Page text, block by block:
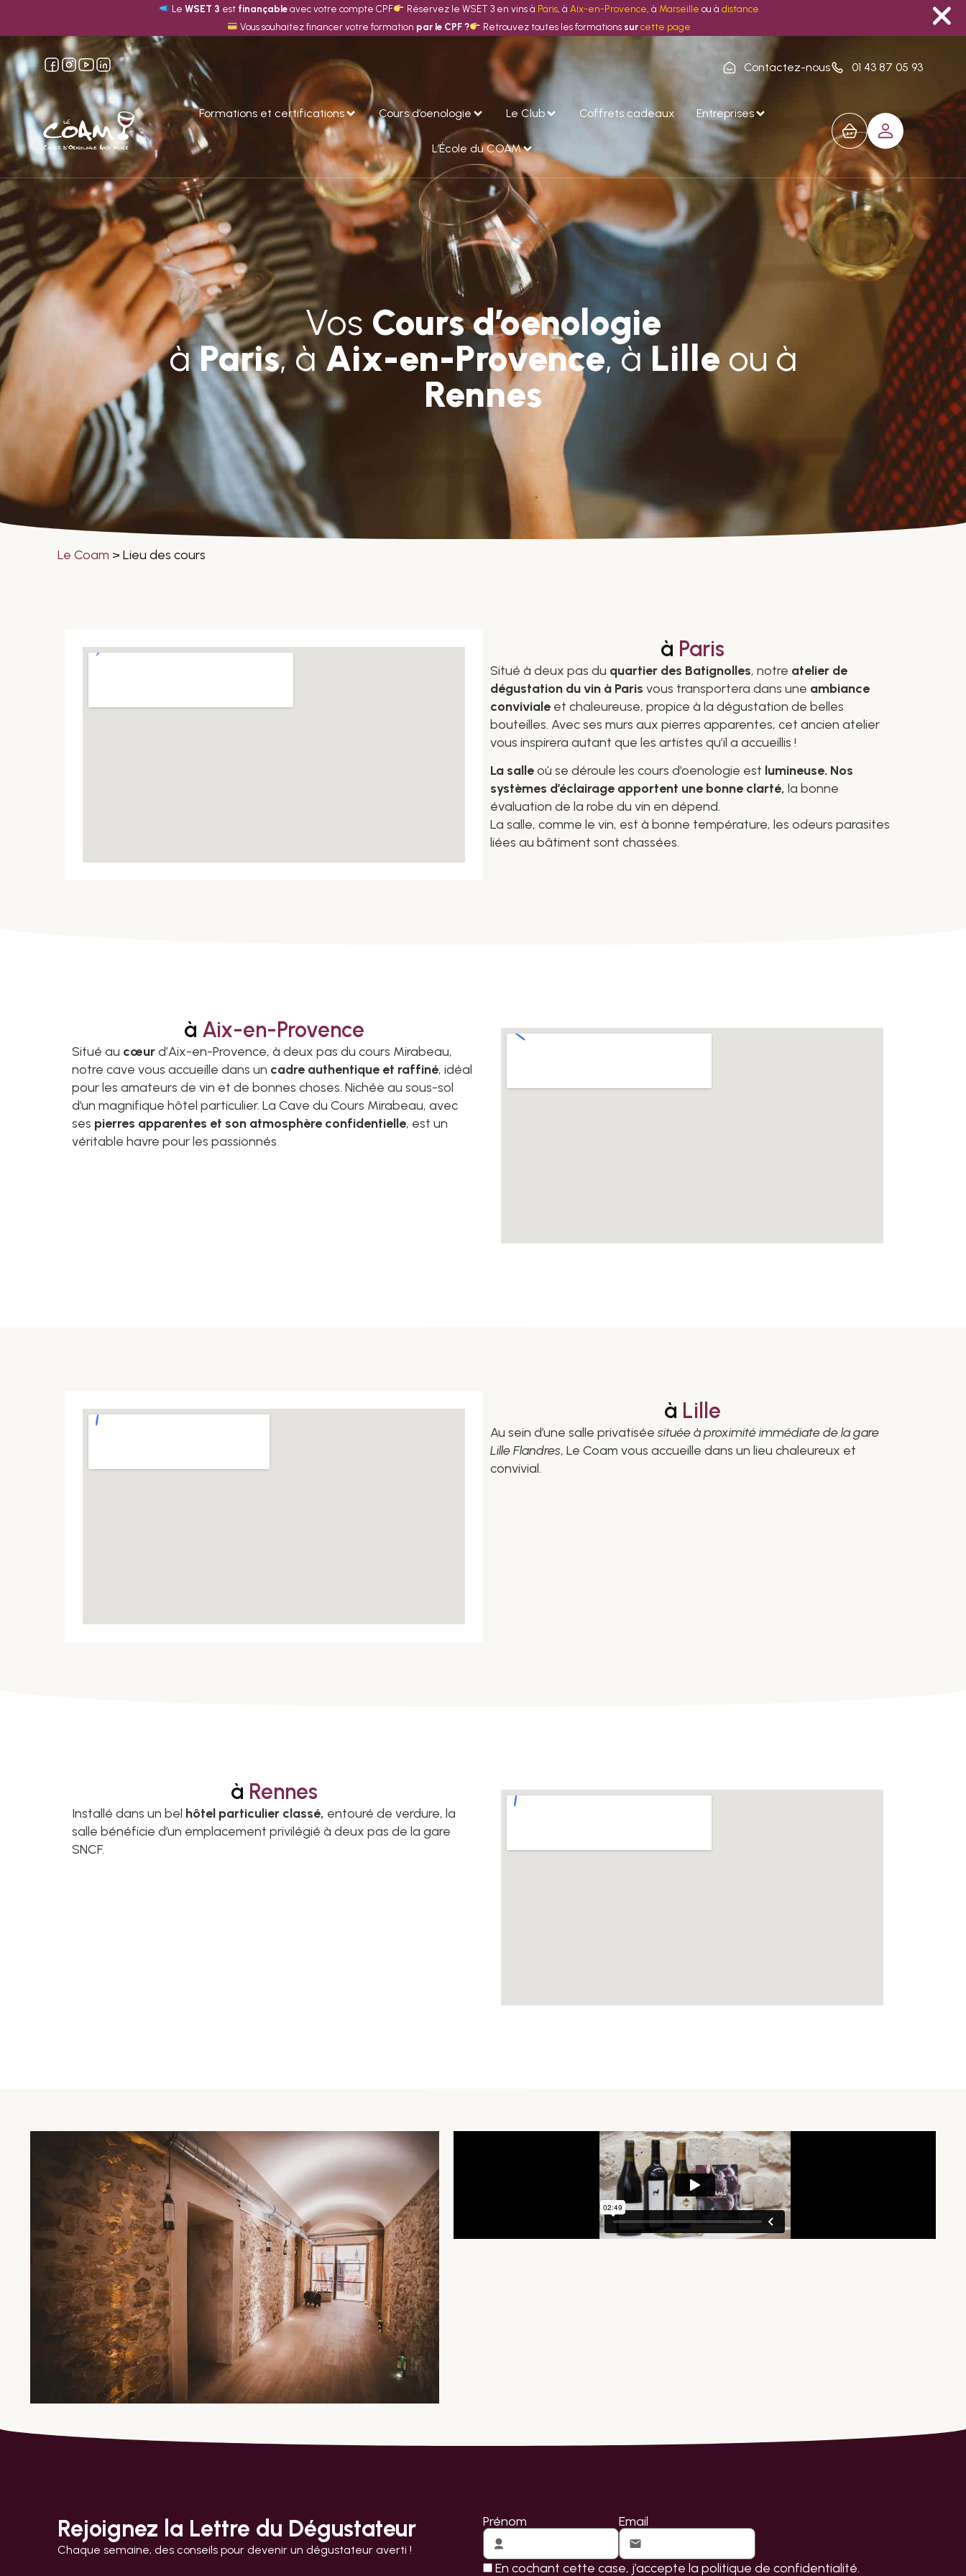
LeWSET 3 est finançableavec votre compte CPF Réservez le WSET 3 en vins à Paris, à Aix-en-Provence, à Marseille ou à distance
Vous souhaitez financer votre formation par le CPF ? Retrouvez toutes les formations surcette page
Contactez-nous 01 43 87 05 93
Formations et certifications Cours d’oenologie Le Club Coffrets cadeaux Entreprises
L’École du COAM
Vos Cours d’oenologie
àParis, à Aix-en-Provence, à Lille ou à
Rennes
Le Coam > Lieu des cours
à Paris
Situé à deux pas du quartier des Batignolles, notre atelier de
dégustation du vin à Paris vous transportera dans une ambiance
conviviale et chaleureuse, propice à la dégustation de belles
bouteilles. Avec ses murs aux pierres apparentes, cet ancien atelier
vous inspirera autant que les artistes qu’il a accueillis !
La salleoù se déroule les cours d’oenologie est lumineuse. Nos
systèmes d’éclairage apportent une bonne clarté, la bonne
évaluation de la robe du vin en dépend.
La salle, comme le vin, est à bonne température, les odeurs parasites
liées au bâtiment sont chassées.
à Aix-en-Provence
Situé au cœurd’Aix-en-Provence, à deux pas du cours Mirabeau,
notre cave vous accueille dans un cadre authentique et raffiné, idéal
pour les amateurs de vin et de bonnes choses. Nichée au sous-sol
d’un magnifique hôtel particulier. La Cave du Cours Mirabeau, avec
ses pierres apparentes et son atmosphère confidentielle, est un
véritable havre pour les passionnés
à Lille
Au sein d’une salle privatisée située à proximité immédiate de la gare
Lille Flandres, Le Coam vous accueille dans un lieu chaleureux et
convivial.
à Rennes
Installé dans un bel hôtel particulier classé, entouré de verdure, la
salle bénéficie d’un emplacement privilégié à deux pas de la gare
SNCF.
Rejoignez la Lettre du Dégustateur
Chaque semaine, des conseils pour devenir un dégustateur averti !
Prénom Email
En cochant cette case, j’accepte la politique de confidentialité.